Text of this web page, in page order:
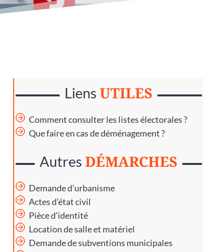
LiensUTILES
Comment consulter les listes électorales ?
Que faire en cas de déménagement ?
AutresDÉMARCHES
Demande d’urbanisme
Actes d’état civil
Pièce d’identité
Location de salle et matériel
Demande de subventions municipales